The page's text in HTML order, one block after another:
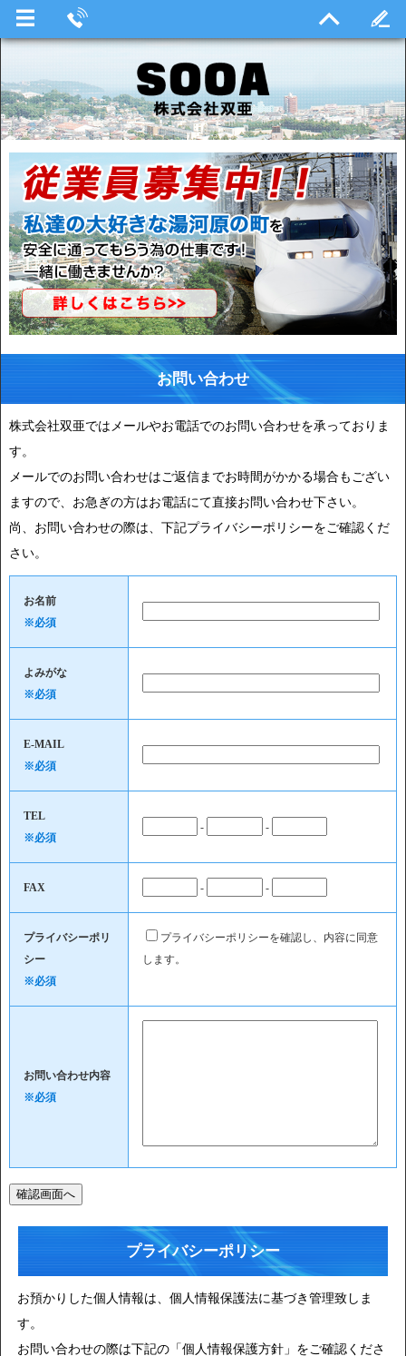
お問い合わせ
株式会社双亜ではメールやお電話でのお問い合わせを承っておりま
す。
メールでのお問い合わせはご返信までお時間がかかる場合もござい
ますので、お急ぎの方はお電話にて直接お問い合わせ下さい。
尚、お問い合わせの際は、下記プライバシーポリシーをご確認くだ
さい。
お名前
※必須
よみがな
※必須
E-MAIL
※必須
TEL
※必須
- -
FAX - -
プライバシーポリ
シー
※必須
プライバシーポリシーを確認し、内容に同意
します。
お問い合わせ内容
※必須
プライバシーポリシー
お預かりした個人情報は、個人情報保護法に基づき管理致しま
す。
お問い合わせの際は下記の「個人情報保護方針」をご確認くださ